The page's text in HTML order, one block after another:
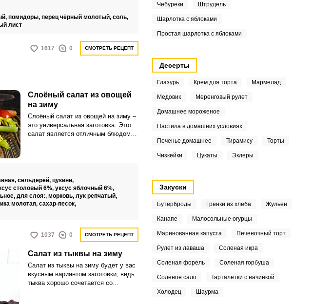
соблюдает пост.
помидоры, перец чёрный молотый, соль,
лист
1617 0 СМОТРЕТЬ РЕЦЕПТ
Слоёный салат из овощей
на зиму
Слоёный салат из овощей на зиму –
это универсальная заготовка. Этот
салат является отличным блюдом
сельдерей, цукини,
столовый 6%, уксус яблочный 6%,
для слоя:, морковь, лук репчатый,
молотая, сахар-песок,
1037 0 СМОТРЕТЬ РЕЦЕПТ
Салат из тыквы на зиму
Салат из тыквы на зиму будет у вас
вкусным вариантом заготовки, ведь
тыква хорошо сочетается со
Чебуреки Штрудель
Шарлотка с яблоками
Простая шарлотка с яблоками
Десерты
Глазурь Крем для торта Мармелад
Медовик Меренговый рулет
Домашнее мороженое
Пастила в домашних условиях
Печенье домашнее Тирамису Торты
Чизкейки Цукаты Эклеры
Закуски
Бутерброды Гренки из хлеба Жульен
Канапе Малосольные огурцы
Маринованная капуста Печеночный торт
Рулет из лаваша Соленая икра
Соленая форель Соленая горбуша
Соленое сало Тарталетки с начинкой
Холодец Шаурма
РЕГИСТРАЦИЯ
сетей: